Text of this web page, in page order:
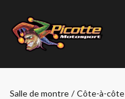
Salle de montre / Côte-à-côte